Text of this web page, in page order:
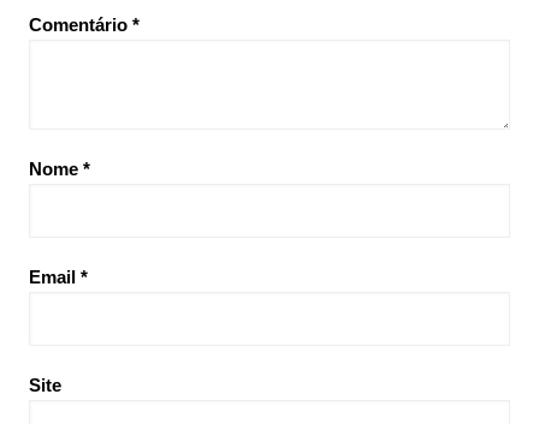
Comentário *
Nome *
Email *
Site